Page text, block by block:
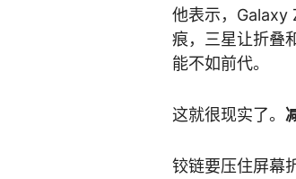
他表示，Galaxy
痕，三星让折叠
能不如前代。
这就很现实了。
铰链要压住屏幕